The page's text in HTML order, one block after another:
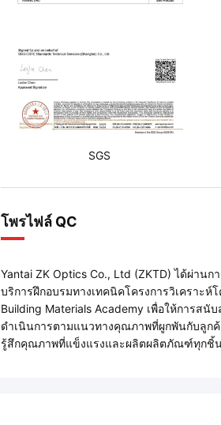
SGS
โพรไฟล์ QC
Yantai ZK Optics Co., Ltd (ZKTD) ได้ผ่าน
บริการฝึกอบรมทางเทคนิคโครงการวิเคราะ
Building Materials Academy เพื่อให้การสนั
ดําเนินการตามแนวทางคุณภาพที่ผูกพันกับลูก
รู้สึกคุณภาพที่แข็งแรงและผลิตผลิตภัณฑ์ทุกชิ้น